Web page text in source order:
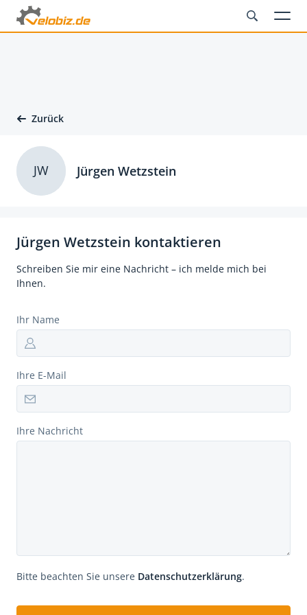
Zurück
Jürgen Wetzstein kontaktieren
Schreiben Sie mir eine Nachricht – ich melde mich bei
Ihnen.
Ihr Name
Ihre E-Mail
Ihre Nachricht
Bitte beachten Sie unsere Datenschutzerklärung.
JW Jürgen Wetzstein